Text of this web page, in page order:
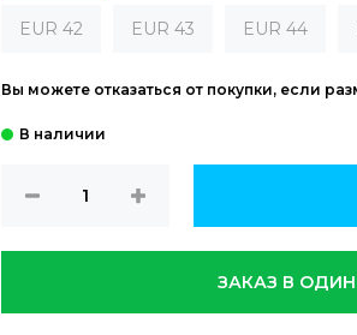
EUR 42 EUR 43 EUR 44
Вы можете отказаться от покупки, если
ЗАКАЗ В